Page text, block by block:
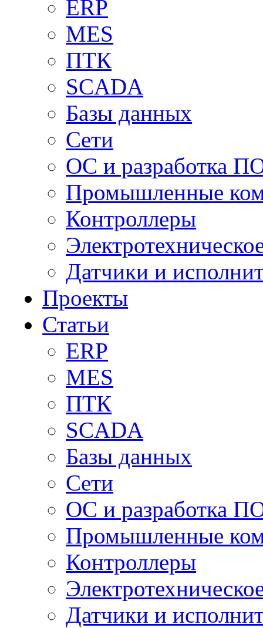
ERP
MES
ПТК
SCADA
Базы данных
Сети
ОС и разработка
Промышленные
Контроллеры
Датчики и
Проекты
Статьи
ERP
MES
ПТК
SCADA
Базы данных
Сети
ОС и разработка
Промышленные
Контроллеры
Датчики и